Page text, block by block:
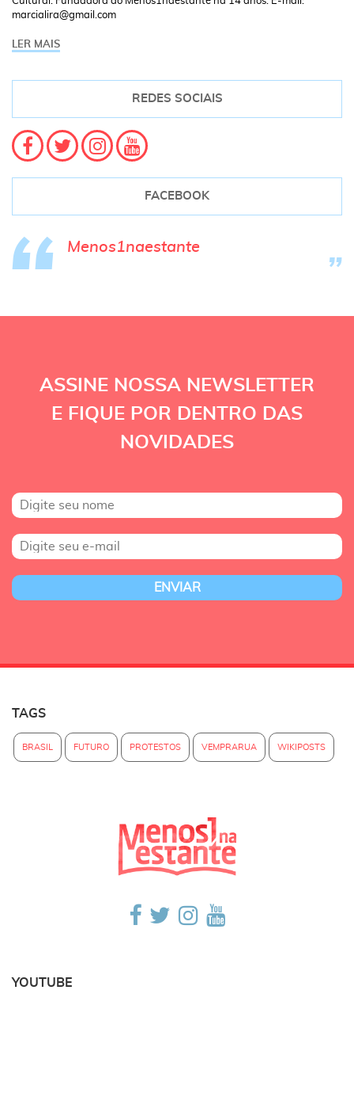
marcialira@gmail.com
LER MAIS
REDES SOCIAIS
FACEBOOK
Menos1naestante
ASSINE NOSSA NEWSLETTER
E FIQUE POR DENTRO DAS
NOVIDADES
TAGS
BRASIL FUTURO PROTESTOS VEMPRARUA WIKIPOSTS
YOUTUBE